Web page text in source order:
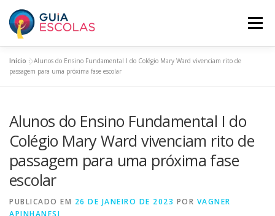
para
conteúdo
Menu
HOME ESCOLAS ASSINANTES
BUSCAR ESCOLAS PANORAMA EDUCACIONAL
O GUIA ESCOLAS INCLUA SUA ESCOLA PLANOS
Início »Alunos do Ensino Fundamental I do Colégio Mary Ward vivenciam rito de
passagem para uma próxima fase escolar
Alunos do Ensino Fundamental I do
Colégio Mary Ward vivenciam rito de
passagem para uma próxima fase
escolar
PUBLICADO EM 26 DE JANEIRO DE 2023 POR VAGNER
APINHANESI